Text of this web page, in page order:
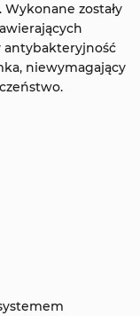
. Wykonane zostały
antybakteryjność
niewymagający